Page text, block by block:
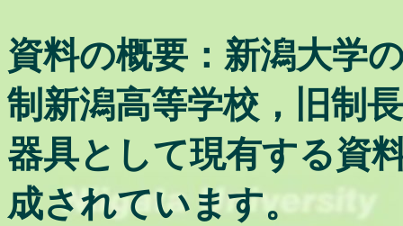
資料の概要：新潟大学
制新潟高等学校，旧制
器具として現有する資
成されています。